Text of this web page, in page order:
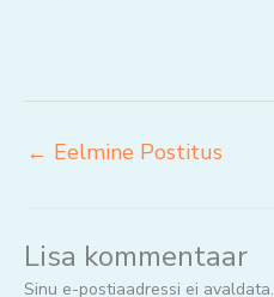
← Eelmine Postitus
Lisa kommentaar
Sinu e-postiaadressi ei avaldata.